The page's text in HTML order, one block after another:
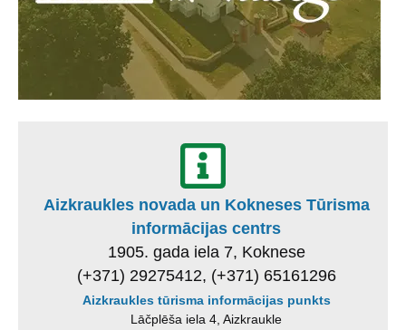
Aizkraukles novada un Kokneses Tūrisma
informācijas centrs
1905. gada iela 7, Koknese
(+371) 29275412, (+371) 65161296
Aizkraukles tūrisma informācijas punkts
Lāčplēša iela 4, Aizkraukle